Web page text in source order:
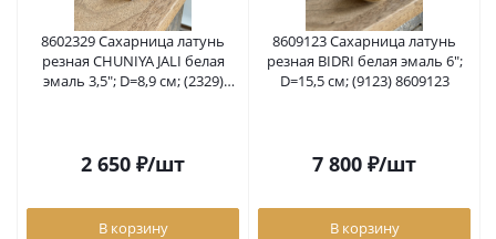
8602329 Сахарница латунь
резная CHUNIYA JALI белая
эмаль 3,5"; D=8,9 см; (2329)
2 650 ₽/шт
В корзину
8609123 Сахарница латунь
резная BIDRI белая эмаль 6";
D=15,5 см; (9123) 8609123
7 800 ₽/шт
В корзину